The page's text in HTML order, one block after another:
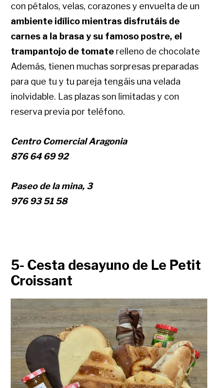
con pétalos, velas, corazones y envuelta de un
ambiente idílico mientras disfrutáis de
carnes a la brasa y su famoso postre, el
trampantojo de tomate relleno de chocolate
Además, tienen muchas sorpresas preparadas
para que tu y tu pareja tengáis una velada
inolvidable. Las plazas son limitadas y con
reserva previa por teléfono.
Centro Comercial Aragonia
876 64 69 92
Paseo de la mina, 3
976 93 51 58
5- Cesta desayuno de Le Petit
Croissant